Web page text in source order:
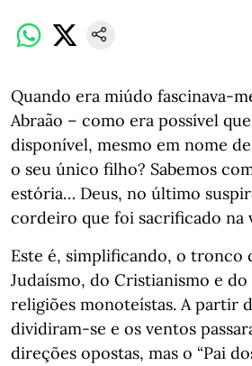
Quando era miúdo fascinava-
Abraão – como era possível
disponível, mesmo em nome
o seu único filho? Sabemos
estória… Deus, no último
cordeiro que foi sacrificado na
Este é, simplificando, o tronco
Judaísmo, do Cristianismo e do
religiões monoteístas. A partir
dividiram-se e os ventos
direções opostas, mas o “Pai